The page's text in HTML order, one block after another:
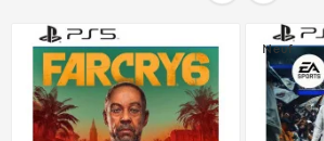
Neuf